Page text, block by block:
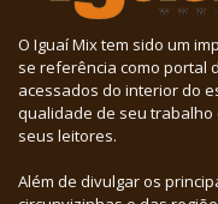
O Iguaí Mix tem sido um
se referência como portal
acessados do interior do
qualidade de seu
seus leitores.
Além de divulgar os